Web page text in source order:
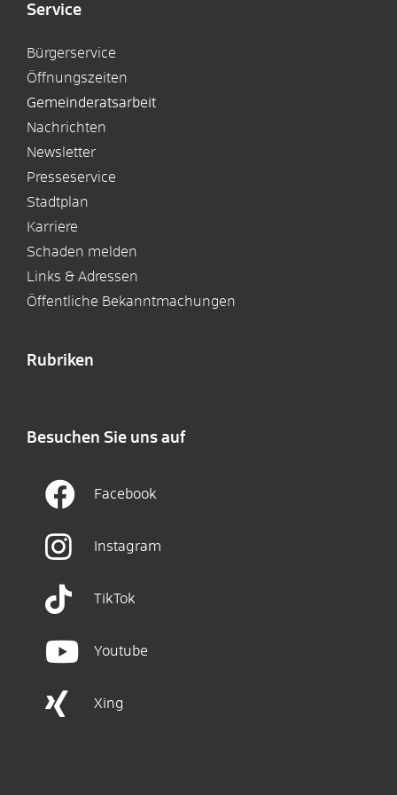
Service
Bürgerservice
Öffnungszeiten
Gemeinderatsarbeit
Nachrichten
Newsletter
Presseservice
Stadtplan
Karriere
Schaden melden
Links & Adressen
Öffentliche Bekanntmachungen
Rubriken
Besuchen Sie uns auf
Facebook
Instagram
TikTok
Youtube
Xing